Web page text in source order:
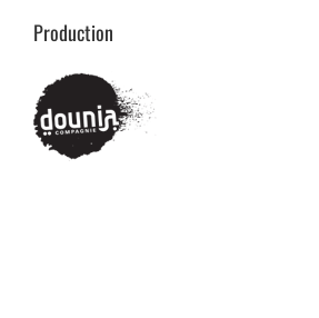
Production